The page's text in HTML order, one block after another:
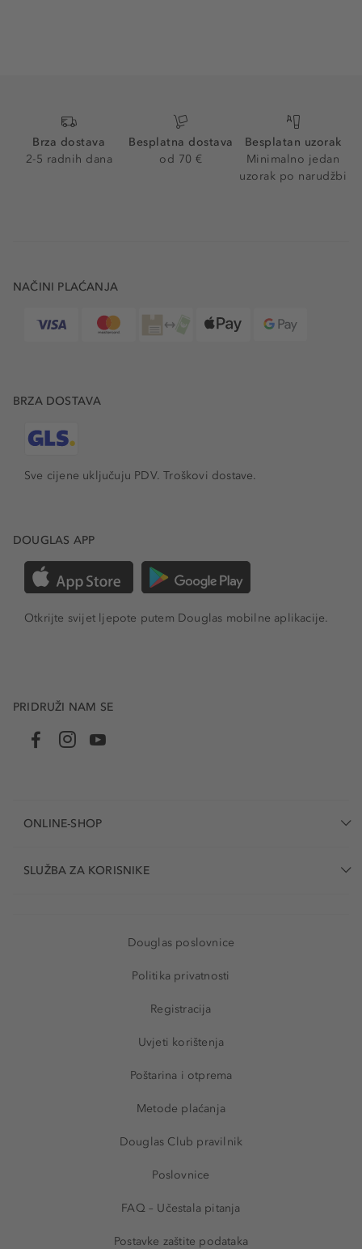
Brza dostava
2-5 radnih dana
Besplatna dostava
od 70 €
Besplatan uzorak
Minimalno jedan
uzorak po narudžbi
NAČINI PLAĆANJA
BRZA DOSTAVA
Sve cijene uključuju PDV.Troškovi dostave.
DOUGLAS APP
Otkrijte svijet ljepote putem Douglas mobilne aplikacije.
PRIDRUŽI NAM SE
ONLINE-SHOP
SLUŽBA ZA KORISNIKE
Douglas poslovnice
Politika privatnosti
Registracija
Uvjeti korištenja
Poštarina i otprema
Metode plaćanja
Douglas Club pravilnik
Poslovnice
FAQ – Učestala pitanja
Postavke zaštite podataka